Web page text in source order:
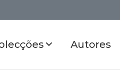
Autores